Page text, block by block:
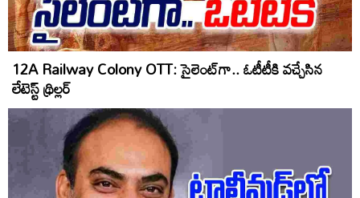
12A Railway Colony OTT: సైలెంట్‌గా.. ఓటీటీకి వ‌చ్చేసిన‌
లేటెస్ట్ థ్రిల్ల‌ర్‌